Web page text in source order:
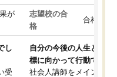
が
し
受
志望校の合
格
合格した
自分の今後の人生と真剣
標に向かって行動できる
社会人講師をメインとし